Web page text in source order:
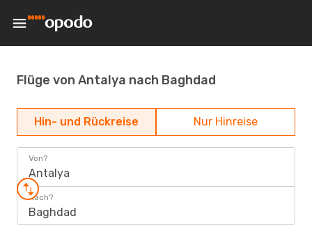
Flüge von Antalya nach Baghdad
Hin- und Rückreise Nur Hinreise
Von?
Antalya
Nach?
Baghdad